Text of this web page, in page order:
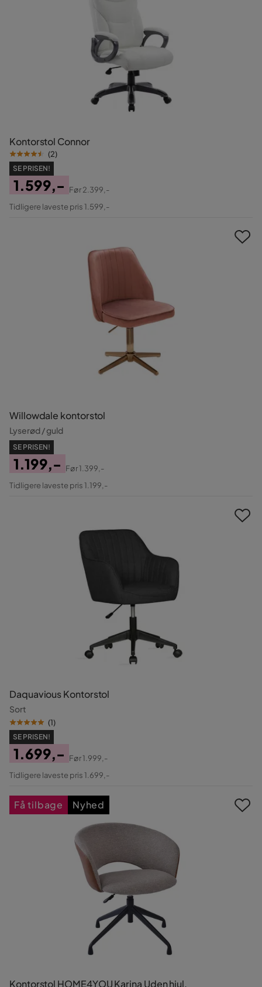
Kontorstol Connor
(2)
SE PRISEN!
Pris
1.599,-
Original
Før2.399,-
Tidligere laveste pris 1.599,-
Willowdale kontorstol
Lyserød / guld
SE PRISEN!
Pris
1.199,-
Original
Før1.399,-
Tidligere laveste pris 1.199,-
Daquavious Kontorstol
Sort
(1)
SE PRISEN!
Pris
1.699,-
Original
Før1.999,-
Tidligere laveste pris 1.699,-
Kontorstol HOME4YOU Karina Uden hjul,
Få tilbage Nyhed